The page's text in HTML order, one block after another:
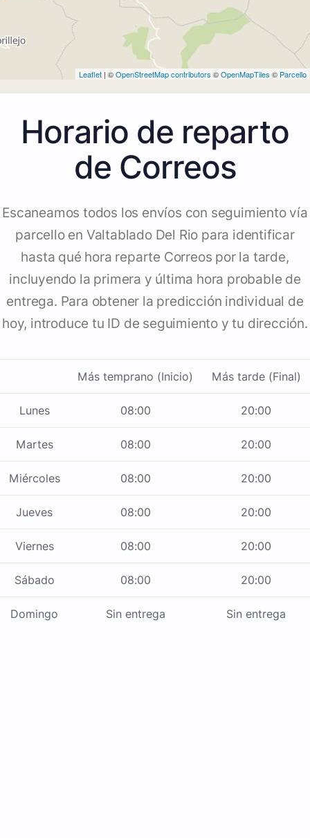
Leaflet | ©OpenStreetMap contributors ©OpenMapTiles © Parcello
Horario de reparto
de Correos
Escaneamos todos los envíos con seguimiento vía
parcello en Valtablado Del Rio para identificar
hasta qué hora reparte Correos por la tarde,
incluyendo la primera y última hora probable de
entrega. Para obtener la predicción individual de
hoy, introduce tu ID de seguimiento y tu dirección.
Más temprano (Inicio) Más tarde (Final)
Lunes 08:00 20:00
Martes 08:00 20:00
Miércoles 08:00 20:00
Jueves 08:00 20:00
Viernes 08:00 20:00
Sábado 08:00 20:00
Domingo Sin entrega Sin entrega